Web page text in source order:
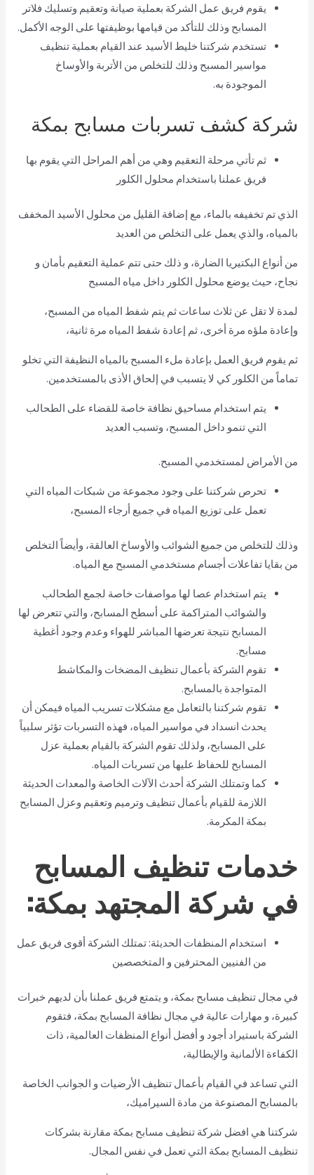
يقوم فريق عمل الشركة بعملية صيانة وتعقيم وتسليك فلاتر
المسابح وذلك للتأكد من قيامها بوظيفتها على الوجه الأكمل.
تستخدم شركتنا خليط الأسيد عند القيام بعملية تنظيف
مواسير المسبح وذلك للتخلص من الأتربة والأوساخ
الموجودة به.
شركة كشف تسربات مسابح بمكة
ثم تأتي مرحلة التعقيم وهي من أهم المراحل التي يقوم بها
فريق عملنا باستخدام محلول الكلور
الذي تم تخفيفه بالماء، مع إضافة القليل من محلول الأسيد المخفف
بالمياه، والذي يعمل على التخلص من العديد
من أنواع البكتيريا الضارة، و ذلك حتى تتم عملية التعقيم بأمان و
نجاح، حيث يوضع محلول الكلور داخل مياه المسبح
لمدة لا تقل عن ثلاث ساعات ثم يتم شفط المياه من المسبح،
وإعادة ملؤه مرة أخرى، ثم إعادة شفط المياه مرة ثانية،
ثم يقوم فريق العمل بإعادة ملء المسبح بالمياه النظيفة التي تخلو
تماماً من الكلور كي لا يتسبب في إلحاق الأذى بالمستخدمين.
يتم استخدام مساحيق نظافة خاصة للقضاء على الطحالب
التي تنمو داخل المسبح، وتسبب العديد
من الأمراض لمستخدمي المسبح.
تحرص شركتنا على وجود مجموعة من شبكات المياه التي
تعمل على توزيع المياه في جميع أرجاء المسبح،
وذلك للتخلص من جميع الشوائب والأوساخ العالقة، وأيضاً التخلص
من بقايا تفاعلات أجسام مستخدمي المسبح مع المياه.
يتم استخدام عصا لها مواصفات خاصة لجمع الطحالب
والشوائب المتراكمة على أسطح المسابح، والتي تتعرض لها
المسابح نتيجة تعرضها المباشر للهواء وعدم وجود أغطية
مسابح.
تقوم الشركة بأعمال تنظيف المضخات والمكاشط
المتواجدة بالمسابح.
تقوم شركتنا بالتعامل مع مشكلات تسريب المياه فيمكن أن
يحدث انسداد في مواسير المياه، فهذه التسربات تؤثر سلبياً
على المسابح، ولذلك تقوم الشركة بالقيام بعملية عزل
المسابح للحفاظ عليها من تسربات المياه.
كما وتمتلك الشركة أحدث الآلات الخاصة والمعدات الحديثة
اللازمة للقيام بأعمال تنظيف وترميم وتعقيم وعزل المسابح
بمكة المكرمة.
خدمات تنظيف المسابح
في شركة المجتهد بمكة:
استخدام المنظفات الحديثة: تمتلك الشركة أقوى فريق عمل
من الفنيين المحترفين و المتخصصين
في مجال تنظيف مسابح بمكة، و يتمتع فريق عملنا بأن لديهم خبرات
كبيرة، و مهارات عالية في مجال نظافة المسابح بمكة، فتقوم
الشركة باستيراد أجود و أفضل أنواع المنظفات العالمية، ذات
الكفاءة الألمانية والإيطالية،
التي تساعد في القيام بأعمال تنظيف الأرضيات و الجوانب الخاصة
بالمسابح المصنوعة من مادة السيراميك،
شركتنا هي افضل شركة تنظيف مسابح بمكة مقارنة بشركات
تنظيف المسابح بمكة التي تعمل في نفس المجال.